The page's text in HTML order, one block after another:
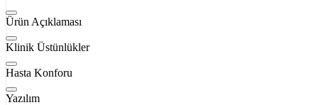
Ürün Açıklaması
Klinik Üstünlükler
Hasta Konforu
Yazılım